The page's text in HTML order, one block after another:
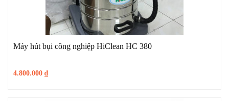
Máy hút bụi công nghiệp HiClean HC 380
4.800.000 ₫